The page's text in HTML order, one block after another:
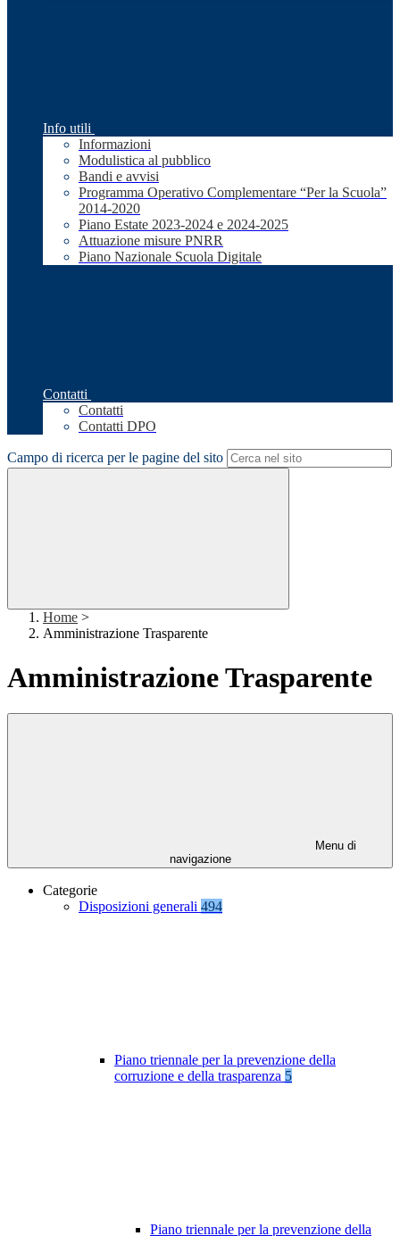
Info utili
Informazioni
Modulistica al pubblico
Bandi e avvisi
Programma Operativo Complementare “Per la Scuola”
2014-2020
Piano Estate 2023-2024 e 2024-2025
Attuazione misure PNRR
Piano Nazionale Scuola Digitale
Contatti
Contatti
Contatti DPO
Campo di ricerca per le pagine del sito
Home >
Amministrazione Trasparente
Amministrazione Trasparente
Menu di
navigazione
Categorie
Disposizioni generali 494
Piano triennale per la prevenzione della
corruzione e della trasparenza 5
Piano triennale per la prevenzione della